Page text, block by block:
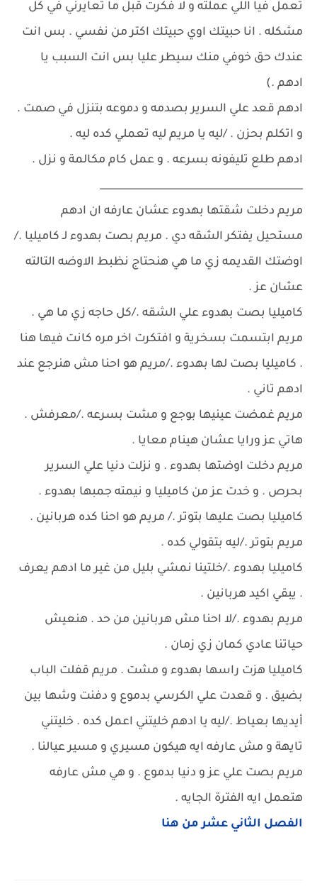
تعمل فيا اللي عملته و لا فكرت قبل ما تعايرني في كل
مشكله . انا حبيتك اوي حبيتك اكتر من نفسي . بس انت
عندك حق خوفي منك سيطر عليا بس انت السبب يا
ادهم .)
ادهم قعد علي السرير بصدمه و دموعه بتنزل في صمت .
و اتكلم بحزن . /ليه يا مريم ليه تعملي كده ليه .
ادهم طلع تليفونه بسرعه . و عمل كام مكالمة و نزل .
_________________________________________
مريم دخلت شقتها بهدوء عشان عارفه ان ادهم
مستحيل يفتكر الشقه دي . مريم بصت بهدوء لـ كاميليا ./
اوضتك القديمه زي ما هي هنحتاج نظبط الاوضه التالته
عشان عز .
كاميليا بصت بهدوء علي الشقه ./كل حاجه زي ما هي .
مريم ابتسمت بسخرية و افتكرت اخر مره كانت فيها هنا
. كاميليا بصت لها بهدوء ./مريم هو احنا مش هنرجع عند
ادهم تاني .
مريم غمضت عينيها بوجع و مشت بسرعه ./معرفش .
هاتي عز ورايا عشان هينام معايا .
مريم دخلت اوضتها بهدوء . و نزلت دنيا علي السرير
بحرص . و خدت عز من كاميليا و نيمته جمبها بهدوء .
كاميليا بصت عليها بتوتر ./ مريم هو احنا كده هربانين .
مريم بتوتر ./ليه بتقولي كده .
كاميليا بهدوء ./خلتينا نمشي بليل من غير ما ادهم يعرف
. يبقي اكيد هربانين .
مريم بهدوء ./لا احنا مش هربانين من حد . هنعيش
حياتنا عادي كمان زي زمان .
كاميليا هزت راسها بهدوء و مشت . مريم قفلت الباب
بضيق . و قعدت علي الكرسي بدموع و دفنت وشها بين
أيديها بعياط ./ليه يا ادهم خليتني اعمل كده . خليتني
تايهة و مش عارفه ايه هيكون مسيري و مسير عيالنا .
مريم بصت علي عز و دنيا بدموع . و هي مش عارفه
هتعمل ايه الفترة الجايه .
الفصل الثاني عشر من هنا